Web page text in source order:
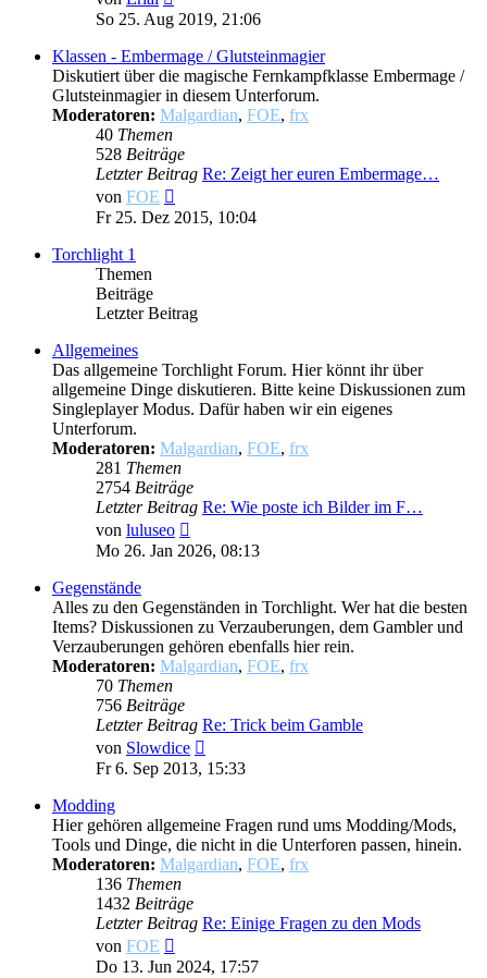
Beitrag
So 25. Aug 2019, 21:06
Klassen - Embermage / Glutsteinmagier
Diskutiert über die magische Fernkampfklasse Embermage /
Glutsteinmagier in diesem Unterforum.
Moderatoren: Malgardian, FOE, frx
40 Themen
528 Beiträge
Letzter Beitrag Re: Zeigt her euren Embermage…
von FOE
Beitrag
Fr 25. Dez 2015, 10:04
Torchlight 1
Themen
Beiträge
Letzter Beitrag
Allgemeines
Das allgemeine Torchlight Forum. Hier könnt ihr über
allgemeine Dinge diskutieren. Bitte keine Diskussionen zum
Singleplayer Modus. Dafür haben wir ein eigenes
Unterforum.
Moderatoren: Malgardian, FOE, frx
281 Themen
2754 Beiträge
Letzter Beitrag Re: Wie poste ich Bilder im F…
von luluseo
Beitrag
Mo 26. Jan 2026, 08:13
Gegenstände
Alles zu den Gegenständen in Torchlight. Wer hat die besten
Items? Diskussionen zu Verzauberungen, dem Gambler und
Verzauberungen gehören ebenfalls hier rein.
Moderatoren: Malgardian, FOE, frx
70 Themen
756 Beiträge
Letzter Beitrag Re: Trick beim Gamble
von Slowdice
Beitrag
Fr 6. Sep 2013, 15:33
Modding
Hier gehören allgemeine Fragen rund ums Modding/Mods,
Tools und Dinge, die nicht in die Unterforen passen, hinein.
Moderatoren: Malgardian, FOE, frx
136 Themen
1432 Beiträge
Letzter Beitrag Re: Einige Fragen zu den Mods
von FOE
Beitrag
Do 13. Jun 2024, 17:57